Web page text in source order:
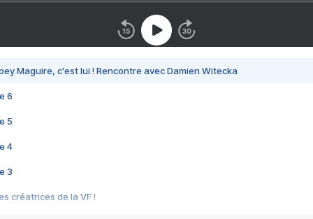
Maguire, c'est lui ! Rencontre avec Damien Witecka
6
5
4
3
créatrices de la VF !